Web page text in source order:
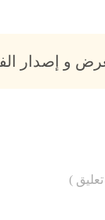
و إصدار
تعليق )